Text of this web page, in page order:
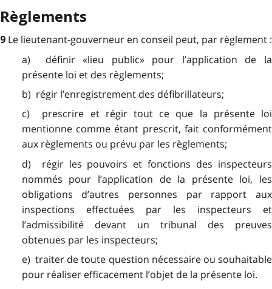
Règlements
9 Le lieutenant-gouverneur en conseil peut, par règlement :
a) définir «lieu public» pour l’application de la
présente loi et des règlements;
b) régir l’enregistrement des défibrillateurs;
c) prescrire et régir tout ce que la présente loi
mentionne comme étant prescrit, fait conformément
aux règlements ou prévu par les règlements;
d) régir les pouvoirs et fonctions des inspecteurs
nommés pour l’application de la présente loi, les
obligations d’autres personnes par rapport aux
inspections effectuées par les inspecteurs et
l’admissibilité devant un tribunal des preuves
obtenues par les inspecteurs;
e) traiter de toute question nécessaire ou souhaitable
pour réaliser efficacement l’objet de la présente loi.